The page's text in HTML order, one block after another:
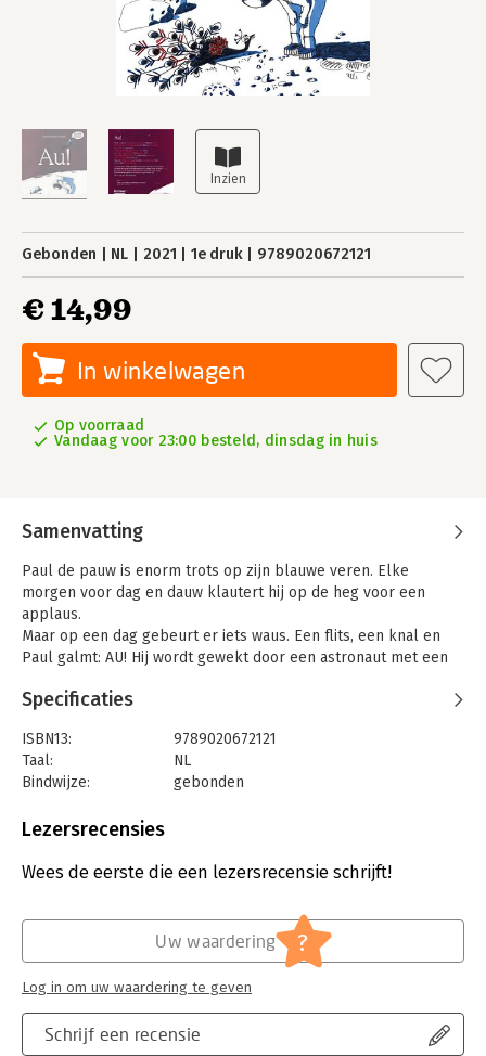
Gebonden NL 2021 1e druk 9789020672121
€ 14,99
In winkelwagen
Op voorraad
Vandaag voor 23:00 besteld, dinsdag in huis
Samenvatting
Paul de pauw is enorm trots op zijn blauwe veren. Elke
morgen voor dag en dauw klautert hij op de heg voor een
applaus.
Maar op een dag gebeurt er iets waus. Een flits, een knal en
Paul galmt: AU! Hij wordt gewekt door een astronaut met een
avontuur dat Paul nauwelijks kan bevatten.
De ou en de au. Welke gebruik je ook alweer wanneer? Na het
lezen van dit boek weet je voortaan automatisch wanneer je de
‘au’ moet gebruiken. In dit humoristische verhaal van Paul de
enkele ‘ou’.
Wauw, wat een plausibel idee!
Specificaties
ISBN13:
9789020672121
Taal:
NL
Bindwijze:
gebonden
Uitgever:
Verschijningsdatum:
23-6-2021
Lezersrecensies
Wees de eerste die een lezersrecensie schrijft!
Schrijf een recensie
Uw waardering ?
Log in om uw waardering te geven